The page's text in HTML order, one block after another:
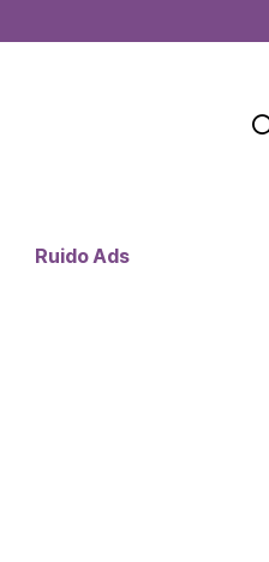
Ruido Ads